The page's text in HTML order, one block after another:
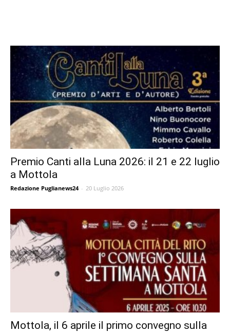
Premio Canti alla Luna 2026: il 21 e 22 luglio
a Mottola
Redazione Puglianews24 - 20 Luglio 2026
Mottola, il 6 aprile il primo convegno sulla